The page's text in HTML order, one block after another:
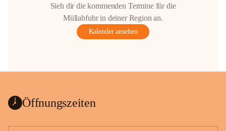
Sieh dir die kommenden Termine für die
Müllabfuhr in deiner Region an.
Kalender ansehen
Öffnungszeiten